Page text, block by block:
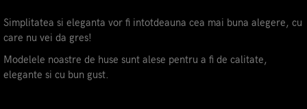
Simplitatea si eleganta vor fi intotdeauna cea mai buna alegere, cu
care nu vei da gres!
Modelele noastre de huse sunt alese pentru a fi de calitate,
elegante si cu bun gust.